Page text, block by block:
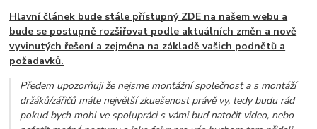
Hlavní článek bude stále přístupný ZDE na našem webu a
bude se postupně rozšiřovat podle aktuálních změn a nově
vyvinutých řešení a zejména na základě vašich podnětů a
požadavků.
Předem upozorňuji že nejsme montážní společnost a s montáží
držáků/zářičů máte největší zkuešenost právě vy, tedy budu rád
pokud bych mohl ve spolupráci s vámi buď natočit video, nebo